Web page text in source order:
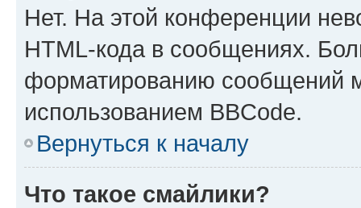
Нет. На этой конференции
HTML-кода в сообщениях.
форматированию сообщений
использованием BBCode.
Вернуться к началу
Что такое смайлики?